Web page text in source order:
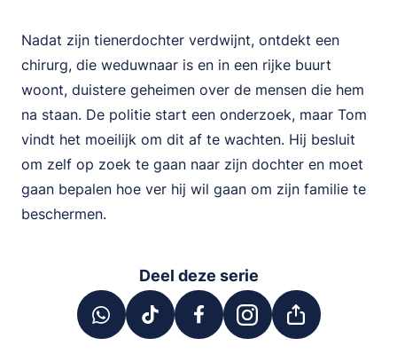
Nadat zijn tienerdochter verdwijnt, ontdekt een
chirurg, die weduwnaar is en in een rijke buurt
woont, duistere geheimen over de mensen die hem
na staan. De politie start een onderzoek, maar Tom
vindt het moeilijk om dit af te wachten. Hij besluit
om zelf op zoek te gaan naar zijn dochter en moet
gaan bepalen hoe ver hij wil gaan om zijn familie te
beschermen.
Deel deze serie